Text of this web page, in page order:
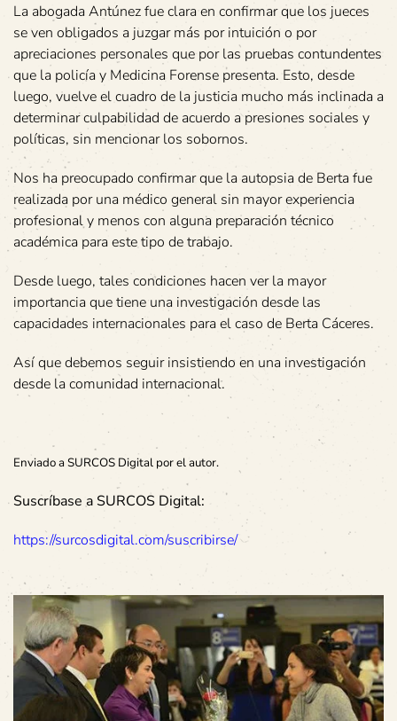
La abogada Antúnez fue clara en confirmar que los jueces
se ven obligados a juzgar más por intuición o por
apreciaciones personales que por las pruebas contundentes
que la policía y Medicina Forense presenta. Esto, desde
luego, vuelve el cuadro de la justicia mucho más inclinada a
determinar culpabilidad de acuerdo a presiones sociales y
políticas, sin mencionar los sobornos.
Nos ha preocupado confirmar que la autopsia de Berta fue
realizada por una médico general sin mayor experiencia
profesional y menos con alguna preparación técnico
académica para este tipo de trabajo.
Desde luego, tales condiciones hacen ver la mayor
importancia que tiene una investigación desde las
capacidades internacionales para el caso de Berta Cáceres.
Así que debemos seguir insistiendo en una investigación
desde la comunidad internacional.
Enviado a SURCOS Digital por el autor.
Suscríbase a SURCOS Digital:
https://surcosdigital.com/suscribirse/